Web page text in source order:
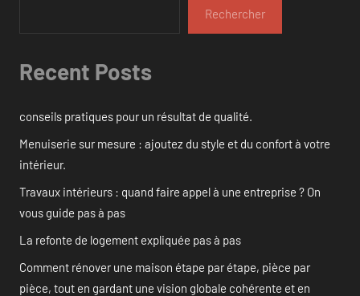
Rechercher
Recent Posts
conseils pratiques pour un résultat de qualité.
Menuiserie sur mesure : ajoutez du style et du confort à votre
intérieur.
Travaux intérieurs : quand faire appel à une entreprise ? On
vous guide pas à pas
La refonte de logement expliquée pas à pas
Comment rénover une maison étape par étape, pièce par
pièce, tout en gardant une vision globale cohérente et en